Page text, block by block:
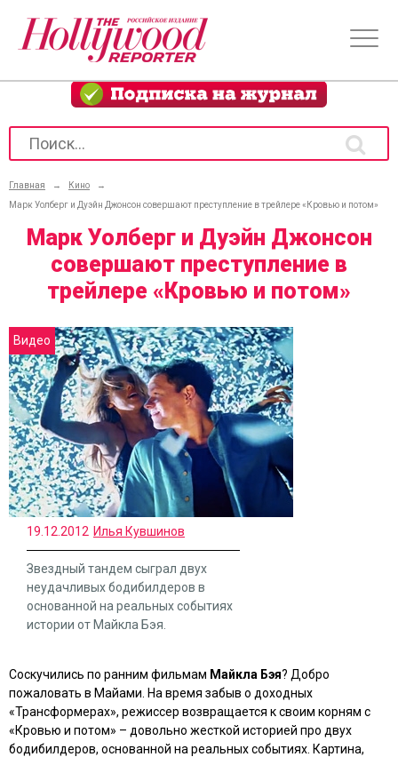
Главная → Кино
→
Марк Уолберг и Дуэйн Джонсон совершают преступление в трейлере «Кровью и потом»
Марк Уолберг и Дуэйн Джонсон
совершают преступление в
трейлере «Кровью и потом»
Видео
19.12.2012 Илья Кувшинов
Звездный тандем сыграл двух
неудачливых бодибилдеров в
основанной на реальных событиях
истории от Майкла Бэя.
Соскучились по ранним фильмам Майкла Бэя? Добро
пожаловать в Майами. На время забыв о доходных
«Трансформерах», режиссер возвращается к своим корням с
«Кровью и потом» – довольно жесткой историей про двух
бодибилдеров, основанной на реальных событиях. Картина,